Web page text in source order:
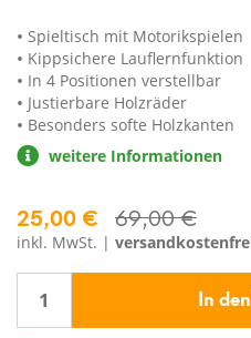
Spieltisch mit Motorikspielen
Kippsichere Lauflernfunktion
In 4 Positionen verstellbar
Justierbare Holzräder
Besonders softe Holzkanten
weitere Informationen
25,00 € 69,00 €
inkl. MwSt. |
In